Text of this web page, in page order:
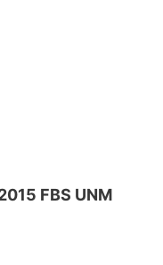
FBS UNM